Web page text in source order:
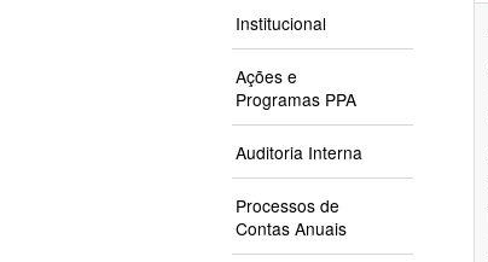
Institucional
Ações e
Programas PPA
Auditoria Interna
Processos de
Contas Anuais